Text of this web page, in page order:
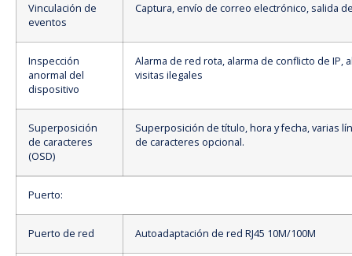
Vinculación de
eventos
Captura, envío de correo electrónico, salida
Inspección
anormal del
dispositivo
Alarma de red rota, alarma de conflicto de IP,
visitas ilegales
Superposición
de caracteres
(OSD)
Superposición de título, hora y fecha, varias
de caracteres opcional.
Puerto:
Puerto de red Autoadaptación de red RJ45 10M/100M